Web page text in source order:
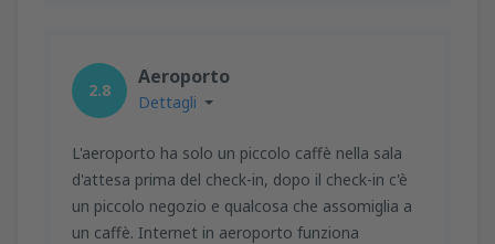
2.8
Aeroporto
Dettagli
L'aeroporto ha solo un piccolo caffè nella sala
d'attesa prima del check-in, dopo il check-in c'è
un piccolo negozio e qualcosa che assomiglia a
un caffè. Internet in aeroporto funziona